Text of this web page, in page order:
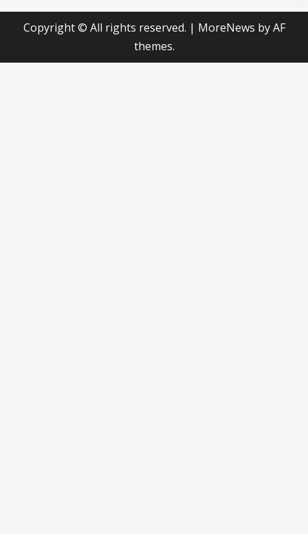
Copyright © All rights reserved. | MoreNews by AF
themes.